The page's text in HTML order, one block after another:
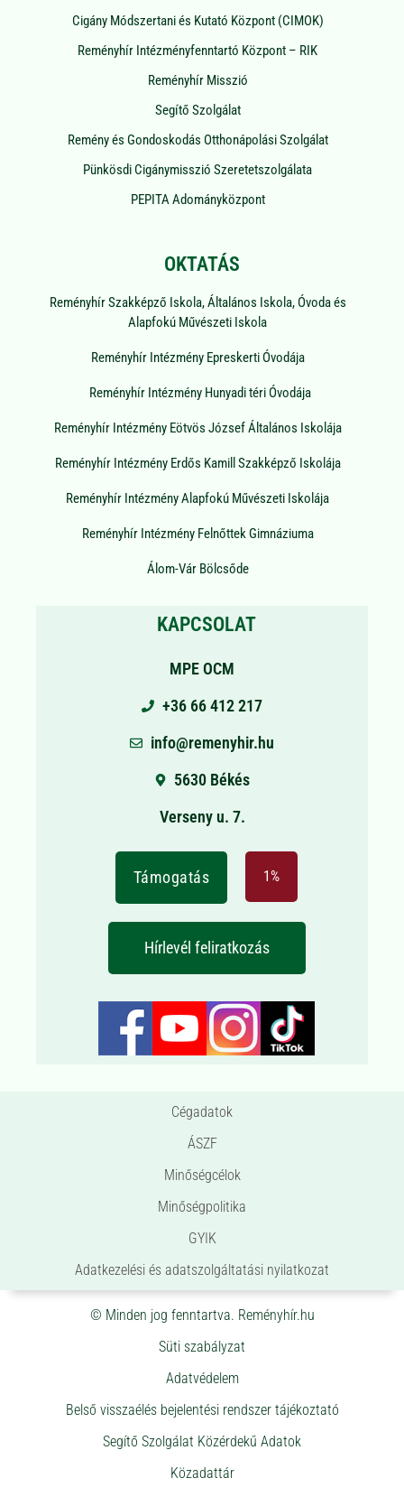
Cigány Módszertani és Kutató Központ (CIMOK)
Reményhír Intézményfenntartó Központ – RIK
Reményhír Misszió
Segítő Szolgálat
Remény és Gondoskodás Otthonápolási Szolgálat
Pünkösdi Cigánymisszió Szeretetszolgálata
PEPITA Adományközpont
OKTATÁS
Reményhír Szakképző Iskola, Általános Iskola, Óvoda és
Alapfokú Művészeti Iskola
Reményhír Intézmény Epreskerti Óvodája
Reményhír Intézmény Hunyadi téri Óvodája
Reményhír Intézmény Eötvös József Általános Iskolája
Reményhír Intézmény Erdős Kamill Szakképző Iskolája
Reményhír Intézmény Alapfokú Művészeti Iskolája
Reményhír Intézmény Felnőttek Gimnáziuma
Álom-Vár Bölcsőde
KAPCSOLAT
MPE OCM
+36 66 412 217
info@remenyhir.hu
5630 Békés
Verseny u. 7.
Támogatás 1%
Hírlevél feliratkozás
Cégadatok
ÁSZF
Minőségcélok
Minőségpolitika
GYIK
Adatkezelési és adatszolgáltatási nyilatkozat
© Minden jog fenntartva. Reményhír.hu
Süti szabályzat
Adatvédelem
Belső visszaélés bejelentési rendszer tájékoztató
Segítő Szolgálat Közérdekű Adatok
Közadattár